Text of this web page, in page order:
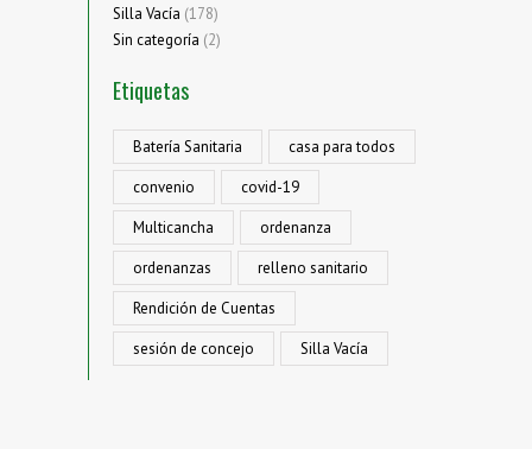
Silla Vacía (178)
Sin categoría (2)
Etiquetas
Batería Sanitaria
casa para todos
convenio
covid-19
Multicancha
ordenanza
ordenanzas
relleno sanitario
Rendición de Cuentas
sesión de concejo
Silla Vacía